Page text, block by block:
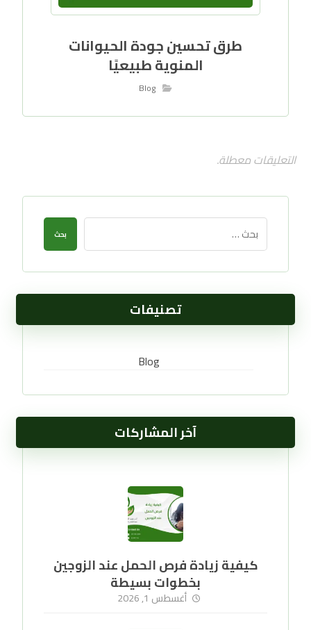
طرق تحسين جودة الحيوانات
المنوية طبيعيًا
Blog
التعليقات معطلة.
بحث
تصنيفات
Blog
آخر المشاركات
كيفية زيادة فرص الحمل عند الزوجين
بخطوات بسيطة
أغسطس 1, 2026